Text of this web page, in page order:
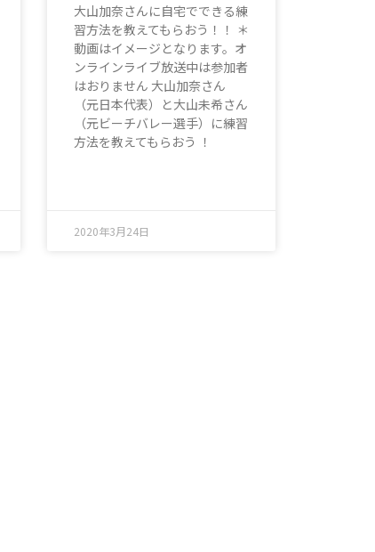
大山加奈さんに自宅でできる練
習方法を教えてもらおう！！ ＊
動画はイメージとなります。オ
ンラインライブ放送中は参加者
はおりません 大山加奈さん
（元日本代表）と大山未希さん
（元ビーチバレー選手）に練習
方法を教えてもらおう ！
2020年3月24日